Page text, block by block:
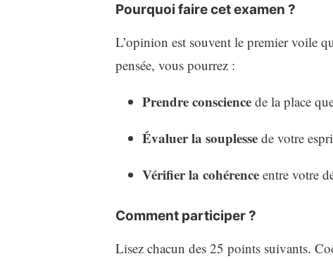
Pourquoi faire cet examen ?
L’opinion est souvent le premier voile
pensée, vous pourrez :
Prendre consciencede la place
Évaluer la souplessede votre
Vérifier la cohérenceentre votre
Comment participer ?
Lisez chacun des 25 points suivants.